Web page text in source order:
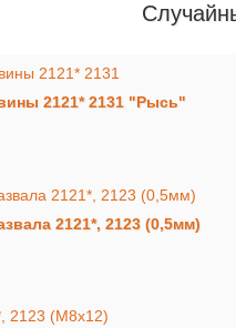
2121* 2131 "Рысь"
2121*, 2123 (0,5мм)